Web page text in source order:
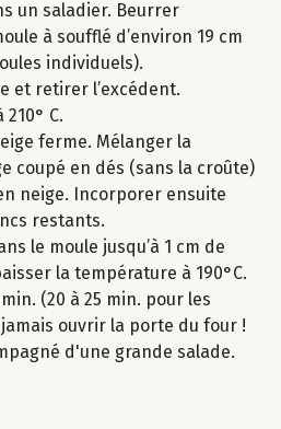
un saladier. Beurrer
à soufflé d’environ 19 cm
individuels).
et retirer l’excédent.
C.
ferme. Mélanger la
coupé en dés (sans la croûte)
neige. Incorporer ensuite
restants.
le moule jusqu’à 1 cm de
la température à 190°C.
(20 à 25 min. pour les
ouvrir la porte du four !
d'une grande salade.